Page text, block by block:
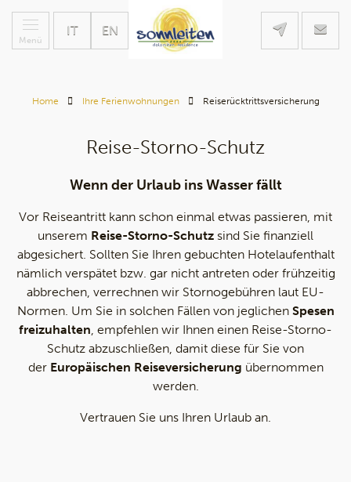
Menü
IT EN
Home Ihre Ferienwohnungen Reiserücktrittsversicherung
Reise-Storno-Schutz
Wenn der Urlaub ins Wasser fällt
Vor Reiseantritt kann schon einmal etwas passieren, mit
unserem Reise-Storno-Schutz sind Sie finanziell
abgesichert. Sollten Sie Ihren gebuchten Hotelaufenthalt
nämlich verspätet bzw. gar nicht antreten oder frühzeitig
abbrechen, verrechnen wir Stornogebühren laut EU-
Normen. Um Sie in solchen Fällen von jeglichen Spesen
freizuhalten, empfehlen wir Ihnen einen Reise-Storno-
Schutz abzuschließen, damit diese für Sie von
der Europäischen Reiseversicherung übernommen
werden.
Vertrauen Sie uns Ihren Urlaub an.